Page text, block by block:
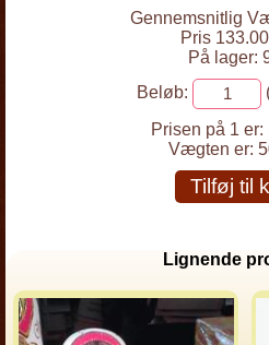
Gennemsnitlig
Pris
På lager:
Beløb:
Prisen på 1 er:
Vægten er:
Tilføj til
Lignende